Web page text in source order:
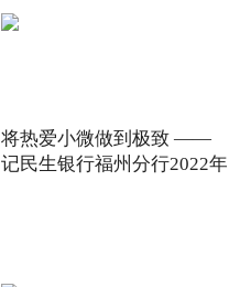
将热爱小微做到极致 ——
记民生银行福州分行2022年